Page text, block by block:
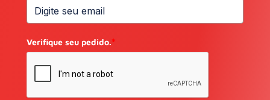
Verifique seu pedido.*